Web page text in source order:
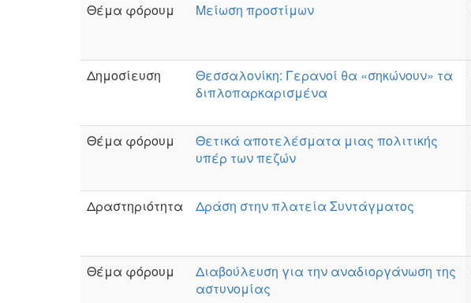
Θέμα φόρουμ
Μείωση προστίμων
Δημοσίευση
Θεσσαλονίκη: Γερανοί θα «σηκώνουν» τα
διπλοπαρκαρισμένα
Θέμα φόρουμ
Θετικά αποτελέσματα μιας πολιτικής
υπέρ των πεζών
Δραστηριότητα
Δράση στην πλατεία Συντάγματος
Θέμα φόρουμ
Διαβούλευση για την αναδιοργάνωση της
αστυνομίας